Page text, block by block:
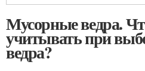
Мусорные ведра.
учитывать при
ведра?